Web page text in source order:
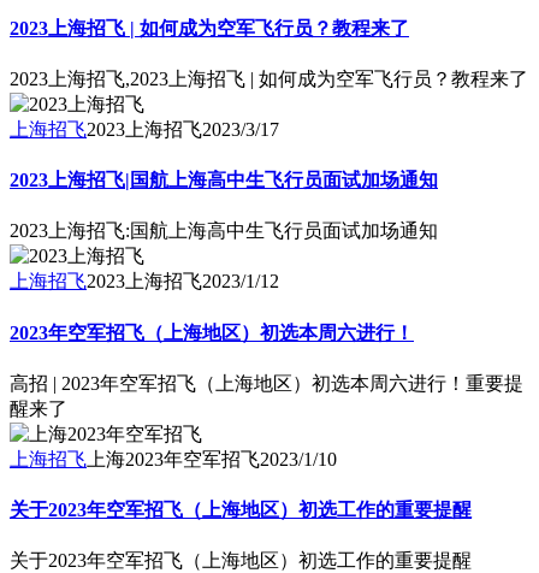
2023上海招飞 | 如何成为空军飞行员？教程来了
2023上海招飞,2023上海招飞 | 如何成为空军飞行员？教程来了
上海招飞2023上海招飞2023/3/17
2023上海招飞|国航上海高中生飞行员面试加场通知
2023上海招飞:国航上海高中生飞行员面试加场通知
上海招飞2023上海招飞2023/1/12
2023年空军招飞（上海地区）初选本周六进行！
高招 | 2023年空军招飞（上海地区）初选本周六进行！重要提
醒来了
上海招飞 上海2023年空军招飞2023/1/10
关于2023年空军招飞（上海地区）初选工作的重要提醒
关于2023年空军招飞（上海地区）初选工作的重要提醒